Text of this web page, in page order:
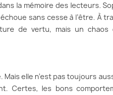
la mémoire des lecteurs.
sans cesse à l’être. À
de vertu, mais un chaos
elle n’est pas toujours
Certes, les bons